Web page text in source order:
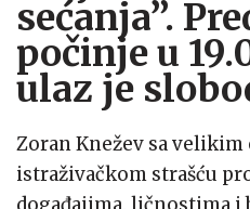
sećanja”.
počinje u
ulaz je
Zoran Knežev sa
istraživačkom strašću